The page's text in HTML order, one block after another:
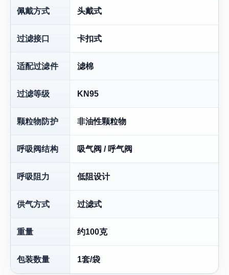
佩戴方式 头戴式
过滤接口 卡扣式
适配过滤件 滤棉
过滤等级 KN95
颗粒物防护 非油性颗粒物
呼吸阀结构 吸气阀 / 呼气阀
呼吸阻力 低阻设计
供气方式 过滤式
重量 约100克
包装数量 1套/袋